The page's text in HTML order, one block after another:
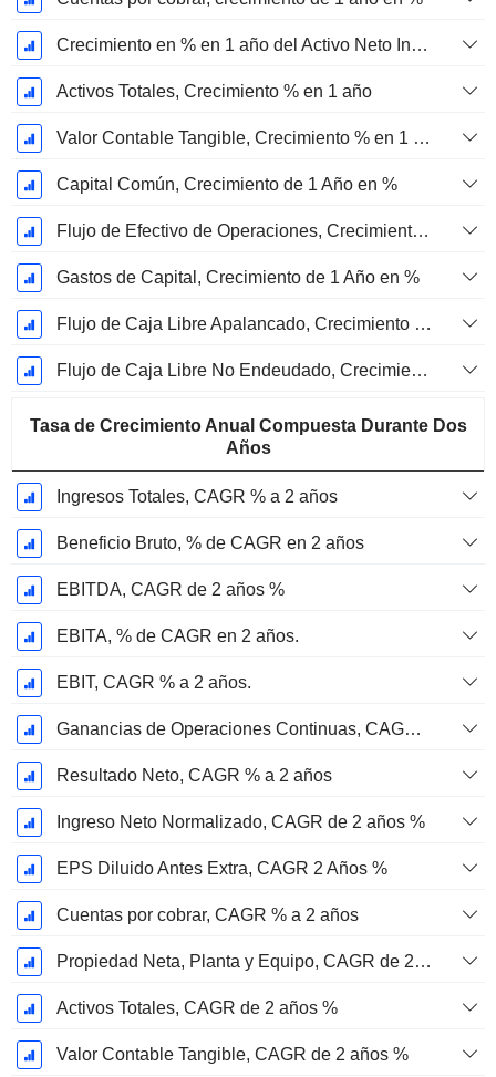
Crecimiento en % en 1 año del Activo Neto Inmovilizado Material
Activos Totales, Crecimiento % en 1 año
Valor Contable Tangible, Crecimiento % en 1 año
Capital Común, Crecimiento de 1 Año en %
Flujo de Efectivo de Operaciones, Crecimiento de 1 Año en %
Gastos de Capital, Crecimiento de 1 Año en %
Flujo de Caja Libre Apalancado, Crecimiento de 1 Año %
Flujo de Caja Libre No Endeudado, Crecimiento de 1 Año %
Tasa de Crecimiento Anual Compuesta Durante Dos
Años
Ingresos Totales, CAGR % a 2 años
Beneficio Bruto, % de CAGR en 2 años
EBITDA, CAGR de 2 años %
EBITA, % de CAGR en 2 años.
EBIT, CAGR % a 2 años.
Ganancias de Operaciones Continuas, CAGR % en 2 años
Resultado Neto, CAGR % a 2 años
Ingreso Neto Normalizado, CAGR de 2 años %
EPS Diluido Antes Extra, CAGR 2 Años %
Cuentas por cobrar, CAGR % a 2 años
Propiedad Neta, Planta y Equipo, CAGR de 2 años %
Activos Totales, CAGR de 2 años %
Valor Contable Tangible, CAGR de 2 años %